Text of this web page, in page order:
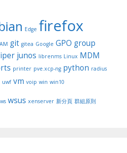
Edge firefox
git gitea Google GPO group
junos librenms Linux MDM
printer pve.xcp-ng python radius
uwf vm voip win win10
wsus xenserver 新分頁 群組原則